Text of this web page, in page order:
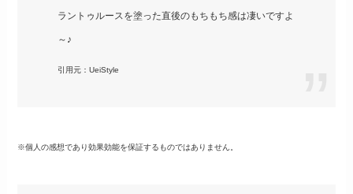
ラントゥルースを塗った直後のもちもち感は凄いですよ
～♪
引用元：UeiStyle
※個人の感想であり効果効能を保証するものではありません。